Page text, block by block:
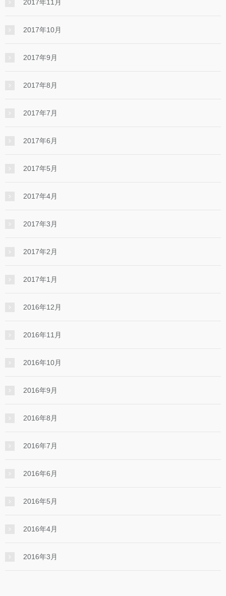
2017年11月
2017年10月
2017年9月
2017年8月
2017年7月
2017年6月
2017年5月
2017年4月
2017年3月
2017年2月
2017年1月
2016年12月
2016年11月
2016年10月
2016年9月
2016年8月
2016年7月
2016年6月
2016年5月
2016年4月
2016年3月